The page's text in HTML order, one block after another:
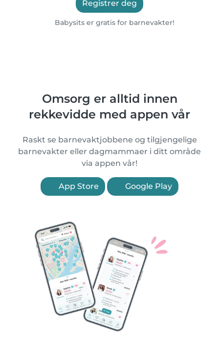
Registrer deg
Babysits er gratis for barnevakter!
Omsorg er alltid innen
rekkevidde med appen vår
Raskt se barnevaktjobbene og tilgjengelige
barnevakter eller dagmammaer i ditt område
via appen vår!
App Store Google Play